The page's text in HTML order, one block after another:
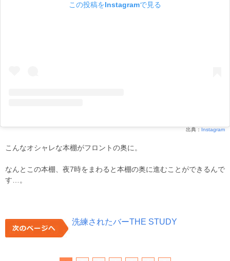
この投稿をInstagramで見る
出典： Instagram
こんなオシャレな本棚がフロントの奥に。
なんとこの本棚、夜7時をまわると本棚の奥に進むことができるんで
す…。
洗練されたバーTHE STUDY